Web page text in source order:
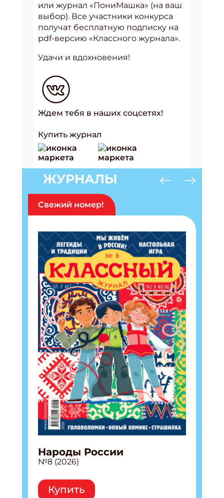
или журнал «ПониМашка» (на ваш
выбор). Все участники конкурса
получат бесплатную подписку на
pdf-версию «Классного журнала».
Удачи и вдохновения!
Ждем тебя в наших соцсетях!
Купить журнал
ЖУРНАЛЫ
Свежий номер!
Народы России
№8 (2026)
Купить